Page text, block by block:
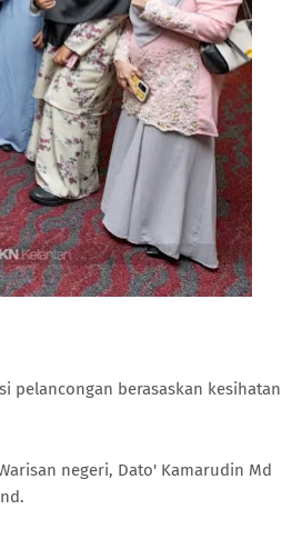
pelancongan berasaskan kesihatan
negeri, Dato' Kamarudin Md